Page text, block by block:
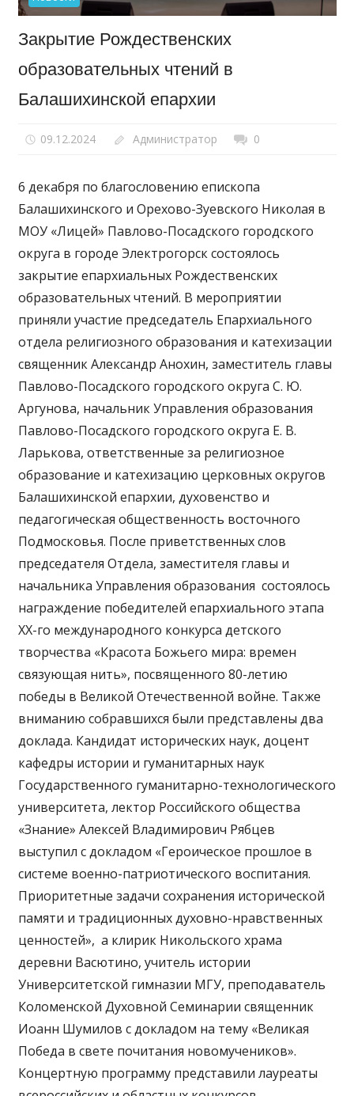
Закрытие Рождественских
образовательных чтений в
Балашихинской епархии
09.12.2024 Администратор 0
6 декабря по благословению епископа
Балашихинского и Орехово-Зуевского Николая в
МОУ «Лицей» Павлово-Посадского городского
округа в городе Электрогорск состоялось
закрытие епархиальных Рождественских
образовательных чтений. В мероприятии
приняли участие председатель Епархиального
отдела религиозного образования и катехизации
священник Александр Анохин, заместитель главы
Павлово-Посадского городского округа С. Ю.
Аргунова, начальник Управления образования
Павлово-Посадского городского округа Е. В.
Ларькова, ответственные за религиозное
образование и катехизацию церковных округов
Балашихинской епархии, духовенство и
педагогическая общественность восточного
Подмосковья. После приветственных слов
председателя Отдела, заместителя главы и
начальника Управления образования состоялось
награждение победителей епархиального этапа
XX-го международного конкурса детского
творчества «Красота Божьего мира: времен
связующая нить», посвященного 80-летию
победы в Великой Отечественной войне. Также
вниманию собравшихся были представлены два
доклада. Кандидат исторических наук, доцент
кафедры истории и гуманитарных наук
Государственного гуманитарно-технологического
университета, лектор Российского общества
«Знание» Алексей Владимирович Рябцев
выступил с докладом «Героическое прошлое в
системе военно-патриотического воспитания.
Приоритетные задачи сохранения исторической
памяти и традиционных духовно-нравственных
ценностей», а клирик Никольского храма
деревни Васютино, учитель истории
Университетской гимназии МГУ, преподаватель
Коломенской Духовной Семинарии священник
Иоанн Шумилов с докладом на тему «Великая
Победа в свете почитания новомучеников».
Концертную программу представили лауреаты